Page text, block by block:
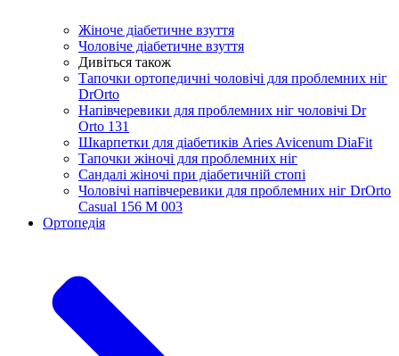
Жіноче діабетичне взуття
Чоловіче діабетичне взуття
Дивіться також
Тапочки ортопедичні чоловічі для проблемних ніг
DrOrtо
Напівчеревики для проблемних ніг чоловічі Dr
Orto 131
Шкарпетки для діабетиків Aries Avicenum DiaFit
Тапочки жіночі для проблемних ніг
Сандалі жіночі при діабетичній стопі
Чоловічі напівчеревики для проблемних ніг DrOrto
Casual 156 M 003
Ортопедія